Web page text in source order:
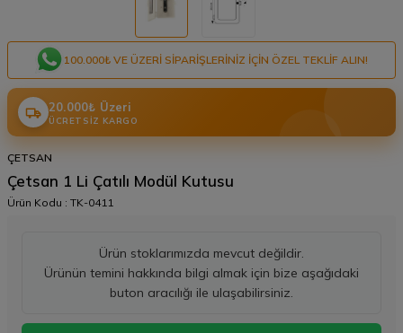
100.000₺ VE ÜZERI SIPARIŞLERINIZ IÇIN ÖZEL TEKLIF ALIN!
20.000₺ Üzeri
ÜCRETSIZ KARGO
ÇETSAN
Çetsan 1 Li Çatılı Modül Kutusu
Ürün Kodu : TK-0411
Ürün stoklarımızda mevcut değildir.
Ürünün temini hakkında bilgi almak için bize aşağıdaki
buton aracılığı ile ulaşabilirsiniz.